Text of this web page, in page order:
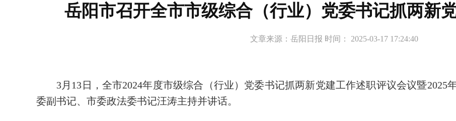
岳阳市召开全市市级综合（行业）党委书记抓两新
文章来源：岳阳日报 时间： 2025-03-17 17:24:40
3月13日，全市2024年度市级综合（行业）党委书记抓两新党建工作述职评议会议暨2025
委副书记、市委政法委书记汪涛主持并讲话。